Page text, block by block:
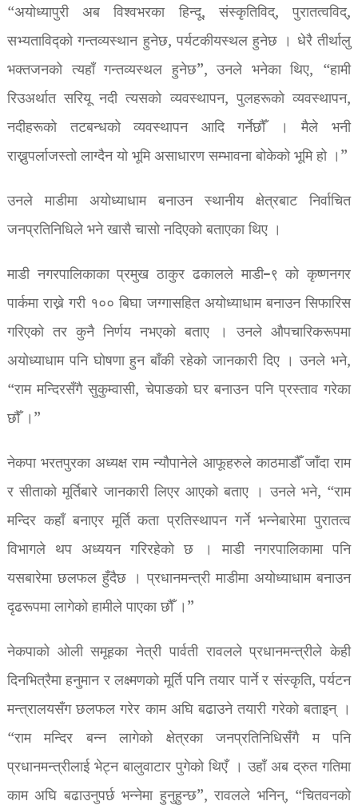
“अयोध्यापुरी अब विश्वभरका हिन्दू, संस्कृतिविद्, पुरातत्वविद्,
सभ्यताविद्को गन्तव्यस्थान हुनेछ, पर्यटकीयस्थल हुनेछ । धेरै तीर्थालु
भक्तजनको त्यहाँ गन्तव्यस्थल हुनेछ”, उनले भनेका थिए, “हामी
रिउअर्थात सरियू नदी त्यसको व्यवस्थापन, पुलहरूको व्यवस्थापन,
नदीहरूको तटबन्धको व्यवस्थापन आदि गर्नेछौँ । मैले भनी
राख्नुपर्लाजस्तो लाग्दैन यो भूमि असाधारण सम्भावना बोकेको भूमि हो ।”
उनले माडीमा अयोध्याधाम बनाउन स्थानीय क्षेत्रबाट निर्वाचित
जनप्रतिनिधिले भने खासै चासो नदिएको बताएका थिए ।
माडी नगरपालिकाका प्रमुख ठाकुर ढकालले माडी–९ को कृष्णनगर
पार्कमा राख्ने गरी १०० बिघा जग्गासहित अयोध्याधाम बनाउन सिफारिस
गरिएको तर कुनै निर्णय नभएको बताए । उनले औपचारिकरूपमा
अयोध्याधाम पनि घोषणा हुन बाँकी रहेको जानकारी दिए । उनले भने,
“राम मन्दिरसँगै सुकुम्वासी, चेपाङको घर बनाउन पनि प्रस्ताव गरेका
छौँ ।”
नेकपा भरतपुरका अध्यक्ष राम न्यौपानेले आफूहरुले काठमाडौँ जाँदा राम
र सीताको मूर्तिबारे जानकारी लिएर आएको बताए । उनले भने, “राम
मन्दिर कहाँ बनाएर मूर्ति कता प्रतिस्थापन गर्ने भन्नेबारेमा पुरातत्व
विभागले थप अध्ययन गरिरहेको छ । माडी नगरपालिकामा पनि
यसबारेमा छलफल हुँदैछ । प्रधानमन्त्री माडीमा अयोध्याधाम बनाउन
दृढरूपमा लागेको हामीले पाएका छौँ ।”
नेकपाको ओली समूहका नेत्री पार्वती रावलले प्रधानमन्त्रीले केही
दिनभित्रैमा हनुमान र लक्ष्मणको मूर्ति पनि तयार पार्ने र संस्कृति, पर्यटन
मन्त्रालयसँग छलफल गरेर काम अघि बढाउने तयारी गरेको बताइन् ।
“राम मन्दिर बन्न लागेको क्षेत्रका जनप्रतिनिधिसँगै म पनि
प्रधानमन्त्रीलाई भेट्न बालुवाटार पुगेको थिएँ । उहाँ अब द्रुत गतिमा
काम अघि बढाउनुपर्छ भन्नेमा हुनुहुन्छ”, रावलले भनिन्, “चितवनको